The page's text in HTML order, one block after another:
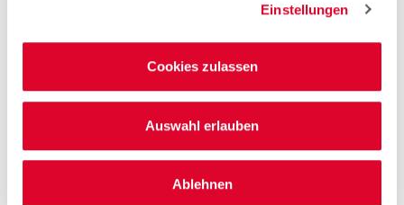
Einstellungen
Cookies zulassen
Auswahl erlauben
Ablehnen
Woolworth – Lünen
Willy-Brandt-Platz 3-6
44532 Lünen